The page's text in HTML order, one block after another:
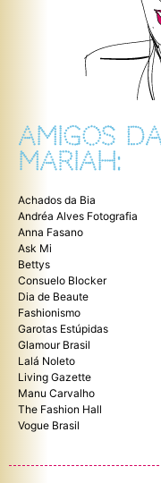
AMIGOS
MARIAH:
Achados da Bia
Andréa Alves Fotografia
Anna Fasano
Ask Mi
Bettys
Consuelo Blocker
Dia de Beaute
Fashionismo
Garotas Estúpidas
Glamour Brasil
Lalá Noleto
Living Gazette
Manu Carvalho
The Fashion Hall
Vogue Brasil